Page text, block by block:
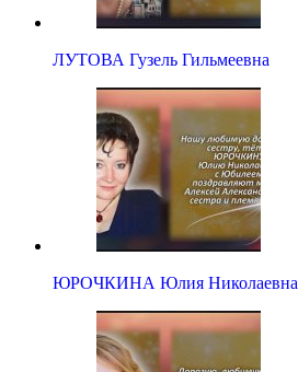
ЛУТОВА Гузель Гильмеевна
ЮРОЧКИНА Юлия Николаевна